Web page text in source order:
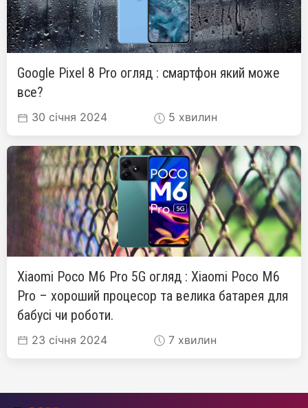
Google Pixel 8 Pro огляд : смартфон який може
все?
30 січня 2024 5 хвилин
Xiaomi Poco M6 Pro 5G огляд : Xiaomi Poco M6
Pro – хороший процесор та велика батарея для
бабусі чи роботи.
23 січня 2024 7 хвилин